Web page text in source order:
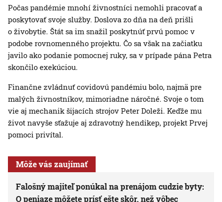
Počas pandémie mnohí živnostníci nemohli pracovať a
poskytovať svoje služby. Doslova zo dňa na deň prišli
o živobytie. Štát sa im snažil poskytnúť prvú pomoc v
podobe rovnomenného projektu. Čo sa však na začiatku
javilo ako podanie pomocnej ruky, sa v prípade pána Petra
skončilo exekúciou.
Finančne zvládnuť covidovú pandémiu bolo, najmä pre
malých živnostníkov, mimoriadne náročné. Svoje o tom
vie aj mechanik šijacích strojov Peter Doleži. Keďže mu
život navyše sťažuje aj zdravotný hendikep, projekt Prvej
pomoci privítal.
Môže vás zaujímať
Falošný majiteľ ponúkal na prenájom cudzie byty:
O peniaze môžete prísť ešte skôr, než vôbec